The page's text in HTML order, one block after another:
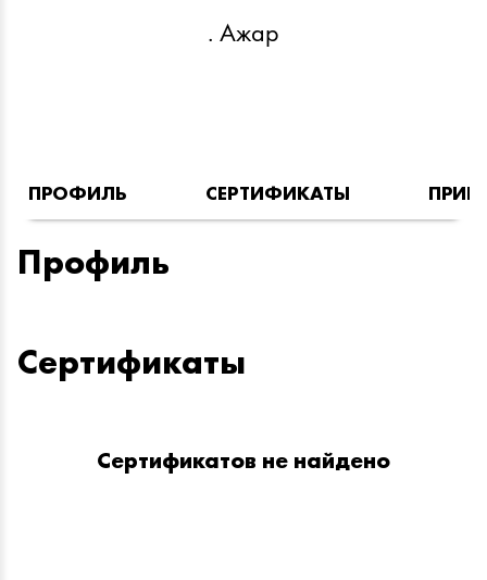
. Ажар
ПРОФИЛЬ СЕРТИФИКАТЫ
Профиль
Сертификаты
Сертификатов не найдено